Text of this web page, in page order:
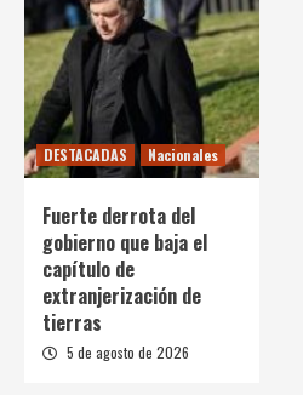
DESTACADAS Nacionales
Fuerte derrota del
gobierno que baja el
capítulo de
extranjerización de
tierras
5 de agosto de 2026